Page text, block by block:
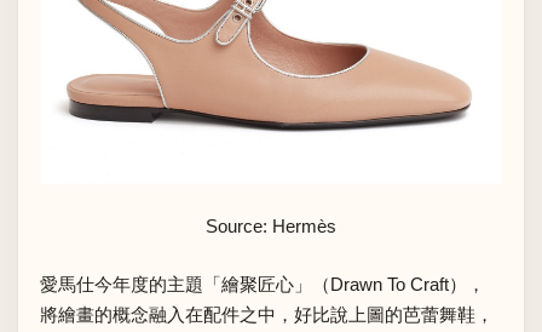
Source: Hermès
愛馬仕今年度的主題「繪聚匠心」（Drawn To Craft），
將繪畫的概念融入在配件之中，好比說上圖的芭蕾舞鞋，